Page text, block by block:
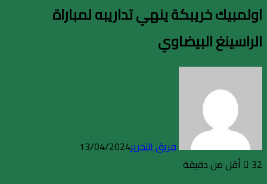
اولمبيك خريبكة ينهي تداريبه لمباراة
الراسينغ البيضاوي
فريق التحرير13/04/2024
32
أقل من دقيقة